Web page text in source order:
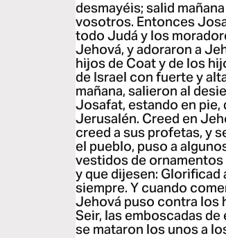
desmayéis; salid
vosotros. Entonces
todo Judá y los
Jehová, y adoraron a
hijos de Coat y de los
de Israel con fuerte y
mañana, salieron al
Josafat, estando en pie,
Jerusalén. Creed en
creed a sus profetas, y
el pueblo, puso a
vestidos de ornamentos
y que dijesen: Glorificad
siempre. Y cuando
Jehová puso contra los
Seir, las emboscadas
se mataron los unos a